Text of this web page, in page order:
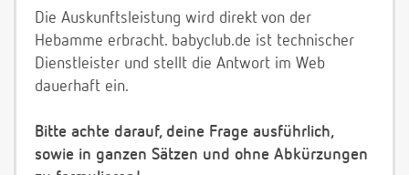
Die Auskunftsleistung wird direkt von der
Hebamme erbracht. babyclub.de ist technischer
Dienstleister und stellt die Antwort im Web
dauerhaft ein.
Bitte achte darauf, deine Frage ausführlich,
sowie in ganzen Sätzen und ohne Abkürzungen